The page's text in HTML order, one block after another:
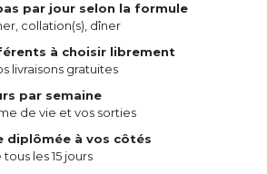
par jour selon la formule
collation(s), dîner
à choisir librement
livraisons gratuites
par semaine
de vie et vos sorties
diplômée à vos côtés
les 15 jours